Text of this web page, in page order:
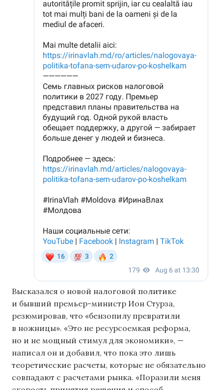
Высказался о новой налоговой политике
и бывший премьер-министр Ион Стурза,
резюмировав, что «бензопилу превратили
в ножницы». «Это не ресурсоемкая реформа,
но и не мощный стимул для экономики», —
написал он и добавил, что пока это лишь
теоретические расчеты, которые не обязательно
совпадают с расчетами рынка. «Поразили меня